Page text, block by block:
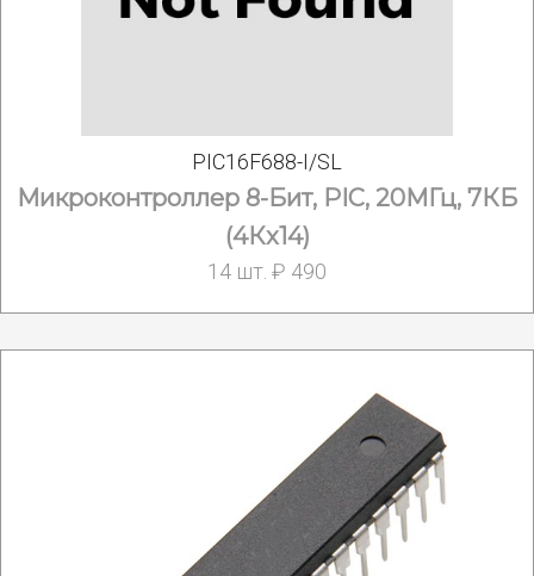
PIC16F688-I/SL
Микроконтроллер 8-Бит, PIC, 20МГц, 7КБ
(4Кx14)
14 шт. ₽ 490